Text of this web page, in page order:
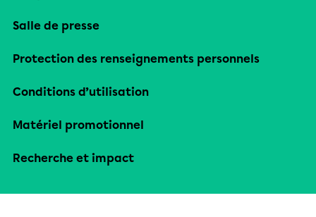
Salle de presse
Protection des renseignements personnels
Conditions d’utilisation
Matériel promotionnel
Recherche et impact